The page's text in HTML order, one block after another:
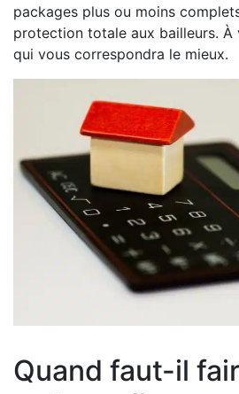
packages plus ou moins
protection totale aux bailleurs.
qui vous correspondra le mieux.
Quand faut-il